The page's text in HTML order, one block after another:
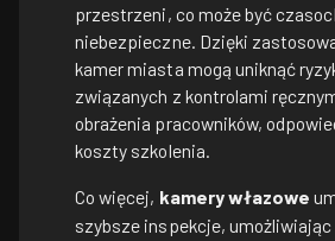
przestrzeni, co może być
niebezpieczne. Dzięki
kamer miasta mogą uniknąć
związanych z kontrolami
obrażenia pracowników,
koszty szkolenia.
Co więcej, kamery włazowe
szybsze inspekcje,